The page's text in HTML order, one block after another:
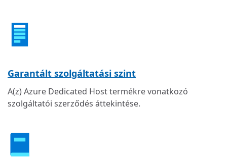
Garantált szolgáltatási szint
A(z) Azure Dedicated Host termékre vonatkozó
szolgáltatói szerződés áttekintése.